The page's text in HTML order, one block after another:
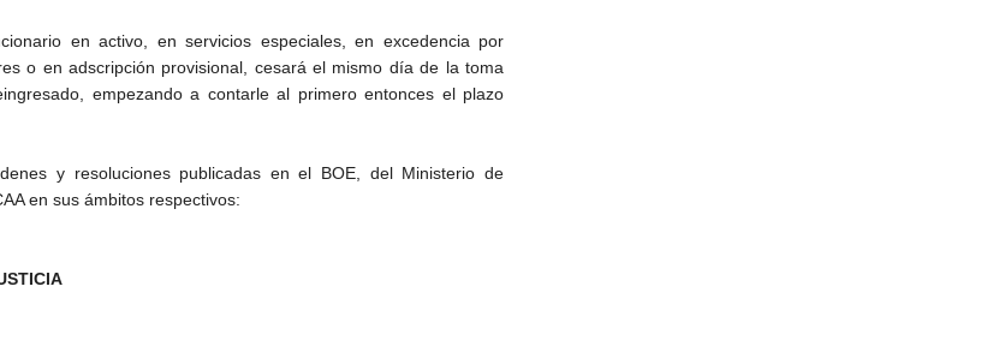
en activo, en servicios especiales, en excedencia por
o en adscripción provisional, cesará el mismo día de la toma
empezando a contarle al primero entonces el plazo
y resoluciones publicadas en el BOE, del Ministerio de
en sus ámbitos respectivos: